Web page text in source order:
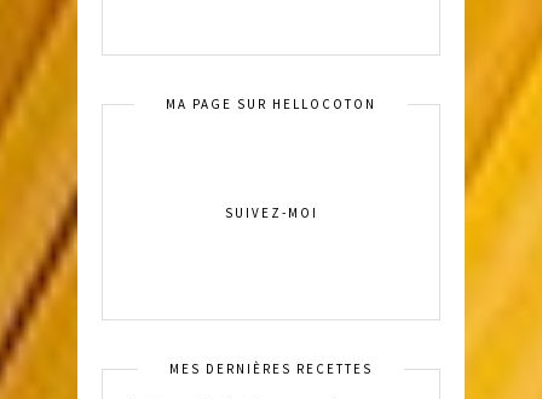
MA PAGE SUR HELLOCOTON
SUIVEZ-MOI
MES DERNIÈRES RECETTES